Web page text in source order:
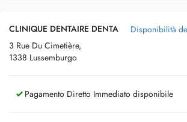
CLINIQUE DENTAIRE DENTA
3 Rue Du Cimetière,
1338 Lussemburgo
Disponibilità
Pagamento Diretto Immediato disponibile